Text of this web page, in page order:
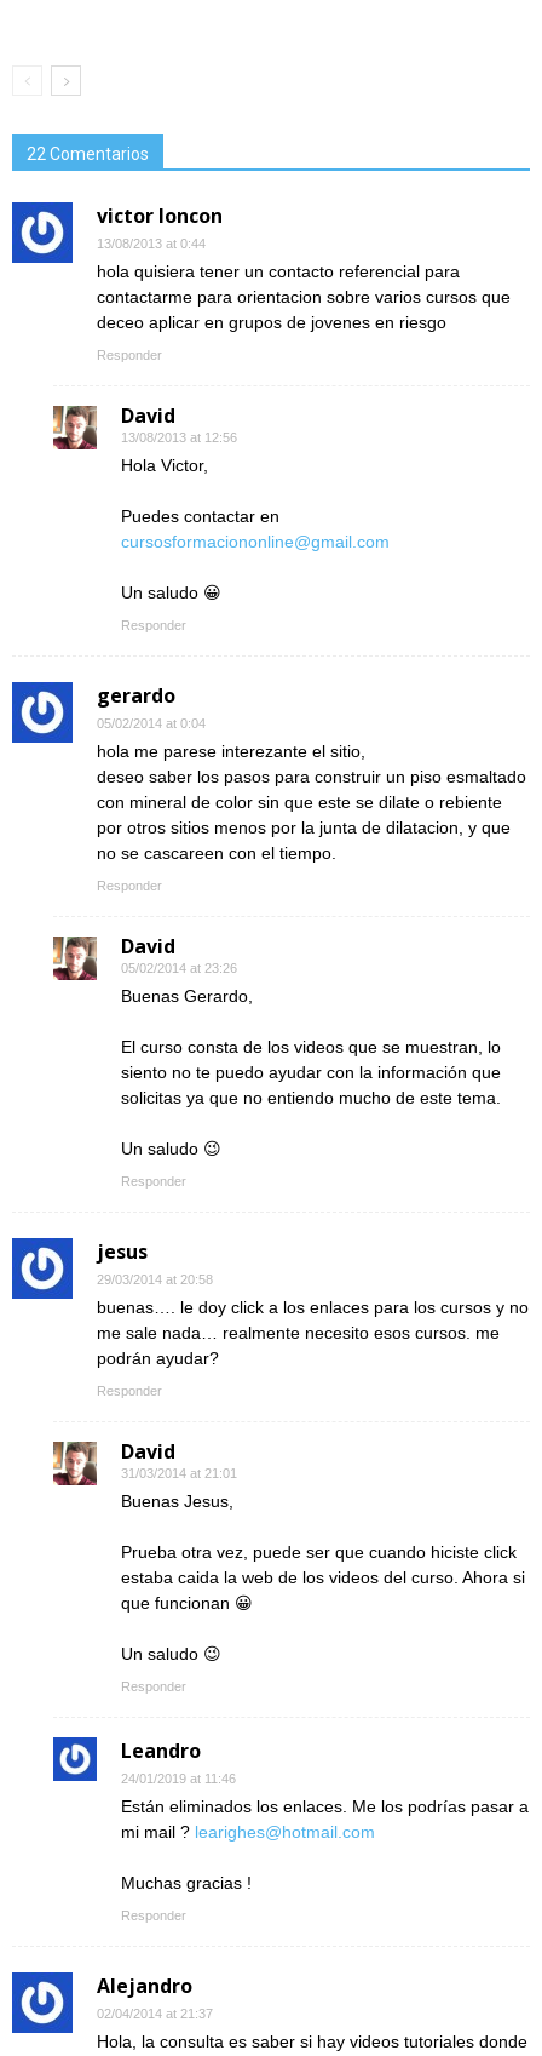
22 Comentarios
victor loncon
13/08/2013 at 0:44
hola quisiera tener un contacto referencial para
contactarme para orientacion sobre varios cursos que
deceo aplicar en grupos de jovenes en riesgo
Responder
David
13/08/2013 at 12:56
Hola Victor,
Puedes contactar en
cursosformaciononline@gmail.com
Un saludo 😀
Responder
gerardo
05/02/2014 at 0:04
hola me parese interezante el sitio,
deseo saber los pasos para construir un piso esmaltado
con mineral de color sin que este se dilate o rebiente
por otros sitios menos por la junta de dilatacion, y que
no se cascareen con el tiempo.
Responder
David
05/02/2014 at 23:26
Buenas Gerardo,
El curso consta de los videos que se muestran, lo
siento no te puedo ayudar con la información que
solicitas ya que no entiendo mucho de este tema.
Un saludo 😉
Responder
jesus
29/03/2014 at 20:58
buenas…. le doy click a los enlaces para los cursos y no
me sale nada… realmente necesito esos cursos. me
podrán ayudar?
Responder
David
31/03/2014 at 21:01
Buenas Jesus,
Prueba otra vez, puede ser que cuando hiciste click
estaba caida la web de los videos del curso. Ahora si
que funcionan 😀
Un saludo 😉
Responder
Leandro
24/01/2019 at 11:46
Están eliminados los enlaces. Me los podrías pasar a
mi mail ? learighes@hotmail.com
Muchas gracias !
Responder
Alejandro
02/04/2014 at 21:37
Hola, la consulta es saber si hay videos tutoriales donde